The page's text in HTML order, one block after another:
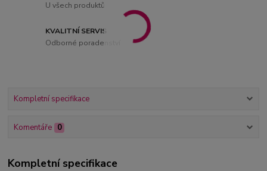
U všech produktů
KVALITNÍ SERVIS
Odborné poradenství
Kompletní specifikace
Komentáře 0
Kompletní specifikace